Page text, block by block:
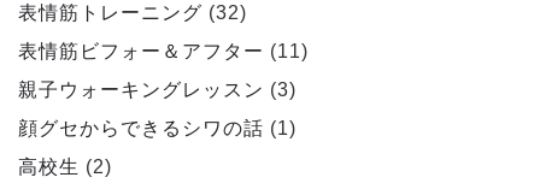
表情筋トレーニング (32)
表情筋ビフォー＆アフター (11)
親子ウォーキングレッスン (3)
顔グセからできるシワの話 (1)
高校生 (2)